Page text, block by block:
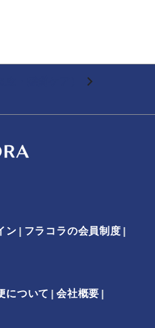
ン フラコラの会員制度
について 会社概要